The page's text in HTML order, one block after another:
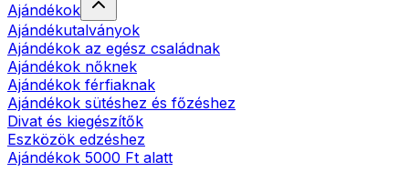
Ajándékok
Ajándékutalványok
Ajándékok az egész családnak
Ajándékok nőknek
Ajándékok férfiaknak
Ajándékok sütéshez és főzéshez
Divat és kiegészítők
Eszközök edzéshez
Ajándékok 5000 Ft alatt